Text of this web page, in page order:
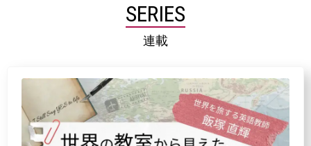
SERIES
連載